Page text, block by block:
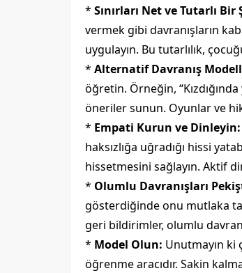
* Sınırları Net ve Tutarlı
vermek gibi davranışların
uygulayın. Bu tutarlılık,
* Alternatif Davranış
öğretin. Örneğin,
öneriler sunun. Oyunlar ve
* Empati Kurun ve Dinleyin:
haksızlığa uğradığı hissi
hissetmesini sağlayın. Aktif
* Olumlu Davranışları
gösterdiğinde onu mutlaka
geri bildirimler, olumlu
* Model Olun: Unutmayın ki
öğrenme aracıdır. Sakin